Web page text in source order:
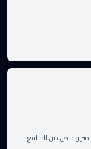
حي السلامة بمدينة جدة مساحة الوحدة من الأرض 29.68 متر وتختص من المنافع